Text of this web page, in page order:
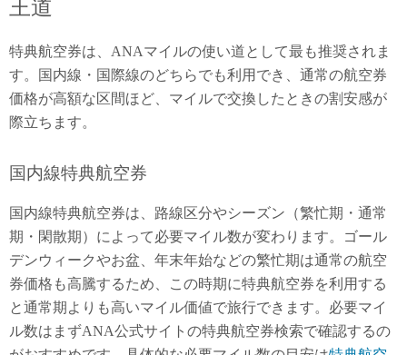
王道
特典航空券は、ANAマイルの使い道として最も推奨されま
す。国内線・国際線のどちらでも利用でき、通常の航空券
価格が高額な区間ほど、マイルで交換したときの割安感が
際立ちます。
国内線特典航空券
国内線特典航空券は、路線区分やシーズン（繁忙期・通常
期・閑散期）によって必要マイル数が変わります。ゴール
デンウィークやお盆、年末年始などの繁忙期は通常の航空
券価格も高騰するため、この時期に特典航空券を利用する
と通常期よりも高いマイル価値で旅行できます。必要マイ
ル数はまずANA公式サイトの特典航空券検索で確認するの